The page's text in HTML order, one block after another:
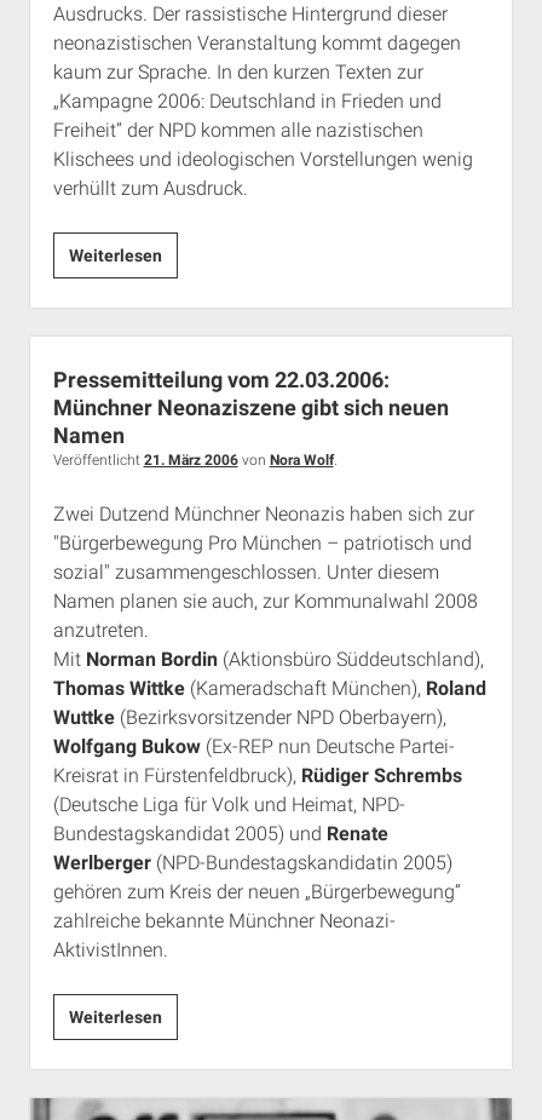
Ausdrucks. Der rassistische Hintergrund dieser
neonazistischen Veranstaltung kommt dagegen
kaum zur Sprache. In den kurzen Texten zur
„Kampagne 2006: Deutschland in Frieden und
Freiheit“ der NPD kommen alle nazistischen
Klischees und ideologischen Vorstellungen wenig
verhüllt zum Ausdruck.
WeiterlesenPressemitteilung
vom
1.
Juni
2006:
NPD-
am
Juli
2006
in
München
Pressemitteilung vom 22.03.2006:
Münchner Neonaziszene gibt sich neuen
Namen
Veröffentlicht 21. März 2006von Nora Wolf.
Zwei Dutzend Münchner Neonazis haben sich zur
"Bürgerbewegung Pro München – patriotisch und
sozial" zusammengeschlossen. Unter diesem
Namen planen sie auch, zur Kommunalwahl 2008
anzutreten.
Mit Norman Bordin(Aktionsbüro Süddeutschland),
Thomas Wittke(Kameradschaft München), Roland
Wuttke(Bezirksvorsitzender NPD Oberbayern),
Wolfgang Bukow(Ex-REP nun Deutsche Partei-
Kreisrat in Fürstenfeldbruck), Rüdiger Schrembs
(Deutsche Liga für Volk und Heimat, NPD-
Bundestagskandidat 2005) und Renate
Werlberger(NPD-Bundestagskandidatin 2005)
gehören zum Kreis der neuen „Bürgerbewegung“
zahlreiche bekannte Münchner Neonazi-
AktivistInnen.
WeiterlesenPressemitteilung
vom
22.03.2006:
Münchner